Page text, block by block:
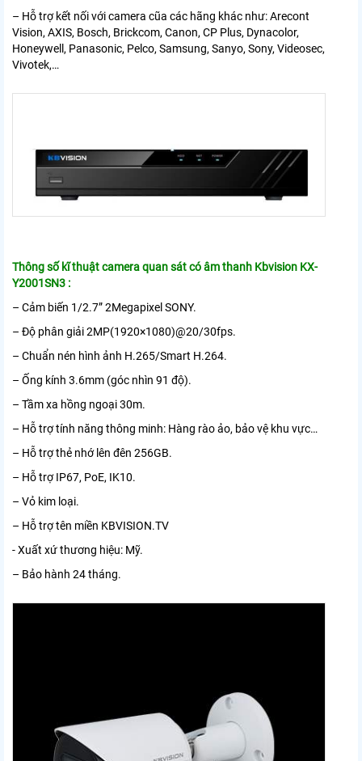
– Hỗ trợ kết nối với camera cũa các hãng khác như: Arecont
Vision, AXIS, Bosch, Brickcom, Canon, CP Plus, Dynacolor,
Honeywell, Panasonic, Pelco, Samsung, Sanyo, Sony, Videosec,
Vivotek,…
Thông số kĩ thuật camera quan sát có âm thanh Kbvision KX-
Y2001SN3 :
– Cảm biến 1/2.7” 2Megapixel SONY.
– Độ phân giải 2MP(1920×1080)@20/30fps.
– Chuẩn nén hình ảnh H.265/Smart H.264.
– Ống kính 3.6mm (góc nhìn 91 độ).
– Tầm xa hồng ngoại 30m.
– Hỗ trợ tính năng thông minh: Hàng rào ảo, bảo vệ khu vực…
– Hỗ trợ thẻ nhớ lên đên 256GB.
– Hỗ trợ IP67, PoE, IK10.
– Vỏ kim loại.
– Hỗ trợ tên miền KBVISION.TV
​- Xuất xứ thương hiệu: Mỹ.
– Bảo hành 24 tháng.